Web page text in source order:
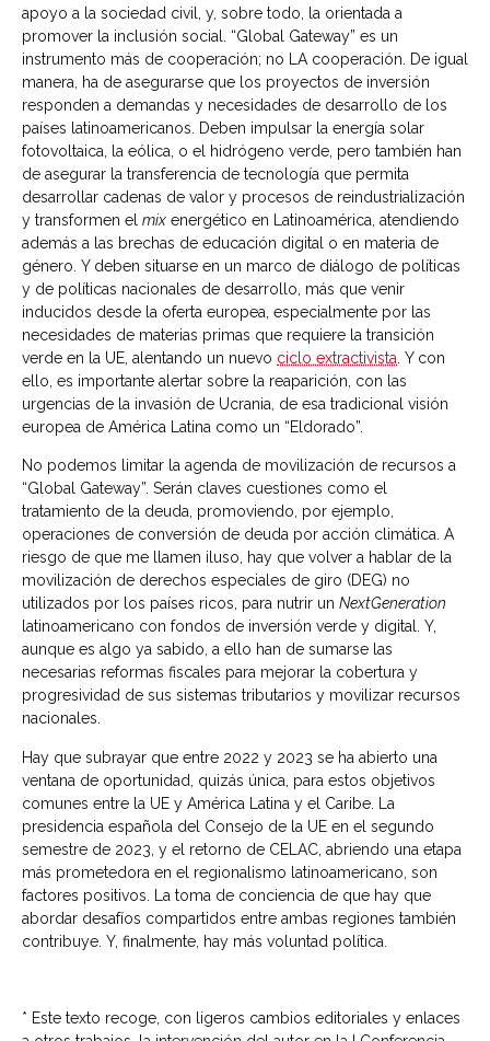
apoyo a la sociedad civil, y, sobre todo, la orientada a
promover la inclusión social. “Global Gateway” es un
instrumento más de cooperación; no LA cooperación. De igual
manera, ha de asegurarse que los proyectos de inversión
responden a demandas y necesidades de desarrollo de los
países latinoamericanos. Deben impulsar la energía solar
fotovoltaica, la eólica, o el hidrógeno verde, pero también han
de asegurar la transferencia de tecnología que permita
desarrollar cadenas de valor y procesos de reindustrialización
y transformen el mix energético en Latinoamérica, atendiendo
además a las brechas de educación digital o en materia de
género. Y deben situarse en un marco de diálogo de políticas
y de políticas nacionales de desarrollo, más que venir
inducidos desde la oferta europea, especialmente por las
necesidades de materias primas que requiere la transición
verde en la UE, alentando un nuevo ciclo extractivista . Y con
ello, es importante alertar sobre la reaparición, con las
urgencias de la invasión de Ucrania, de esa tradicional visión
europea de América Latina como un “Eldorado”.
No podemos limitar la agenda de movilización de recursos a
“Global Gateway”. Serán claves cuestiones como el
tratamiento de la deuda, promoviendo, por ejemplo,
operaciones de conversión de deuda por acción climática. A
riesgo de que me llamen iluso, hay que volver a hablar de la
movilización de derechos especiales de giro (DEG) no
utilizados por los países ricos, para nutrir un NextGeneration
latinoamericano con fondos de inversión verde y digital. Y,
aunque es algo ya sabido, a ello han de sumarse las
necesarias reformas fiscales para mejorar la cobertura y
progresividad de sus sistemas tributarios y movilizar recursos
nacionales.
Hay que subrayar que entre 2022 y 2023 se ha abierto una
ventana de oportunidad, quizás única, para estos objetivos
comunes entre la UE y América Latina y el Caribe. La
presidencia española del Consejo de la UE en el segundo
semestre de 2023, y el retorno de CELAC, abriendo una etapa
más prometedora en el regionalismo latinoamericano, son
factores positivos. La toma de conciencia de que hay que
abordar desafíos compartidos entre ambas regiones también
contribuye. Y, finalmente, hay más voluntad política.
* Este texto recoge, con ligeros cambios editoriales y enlaces